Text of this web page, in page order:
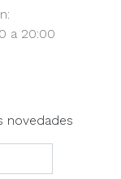
a 20:00
novedades